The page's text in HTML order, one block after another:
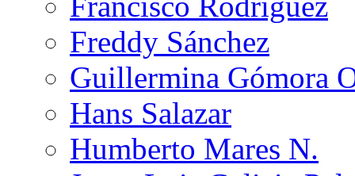
Freddy Sánchez
Guillermina Gómora
Hans Salazar
Humberto Mares N.